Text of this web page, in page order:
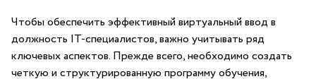
Чтобы обеспечить эффективный виртуальный ввод в
должность IT-специалистов, важно ​учитывать​ ряд
ключевых​ аспектов.‍ Прежде всего, необходимо создать
четкую и структурированную⁣ программу обучения,